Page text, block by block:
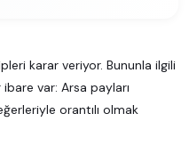
karar veriyor. Bununla ilgili
var: Arsa payları
orantılı olmak